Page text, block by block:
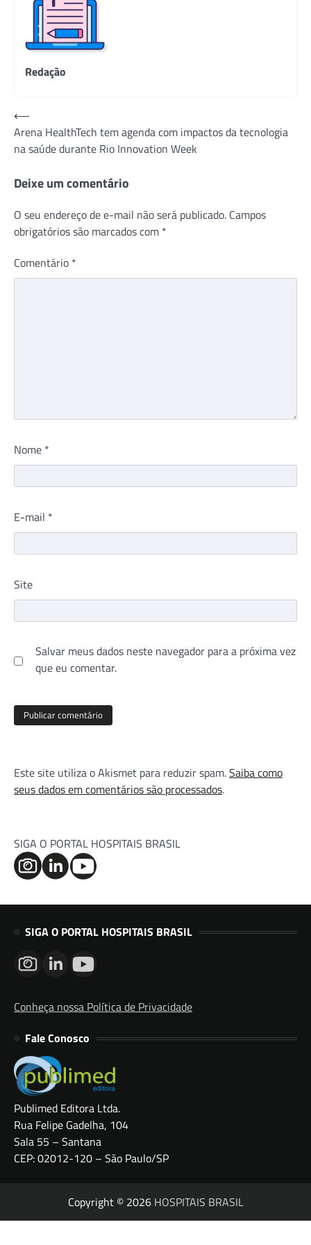
Redação
Navegação
de
Post
⟵
Arena HealthTech tem agenda com impactos da tecnologia
na saúde durante Rio Innovation Week
Deixe um comentário
O seu endereço de e-mail não será publicado. Campos
obrigatórios são marcados com *
Comentário *
Nome *
E-mail *
Site
Salvar meus dados neste navegador para a próxima vez
que eu comentar.
Este site utiliza o Akismet para reduzir spam.Saiba como
seus dados em comentários são processados.
SIGA O PORTAL HOSPITAIS BRASIL
SIGA O PORTAL HOSPITAIS BRASIL
Conheça nossa Política de Privacidade
Fale Conosco
Publimed Editora Ltda.
Rua Felipe Gadelha, 104
Sala 55 – Santana
CEP: 02012-120 – São Paulo/SP
Copyright © 2026 HOSPITAIS BRASIL